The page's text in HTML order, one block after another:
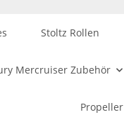
Stoltz Rollen
Mercruiser Zubehör
Propeller